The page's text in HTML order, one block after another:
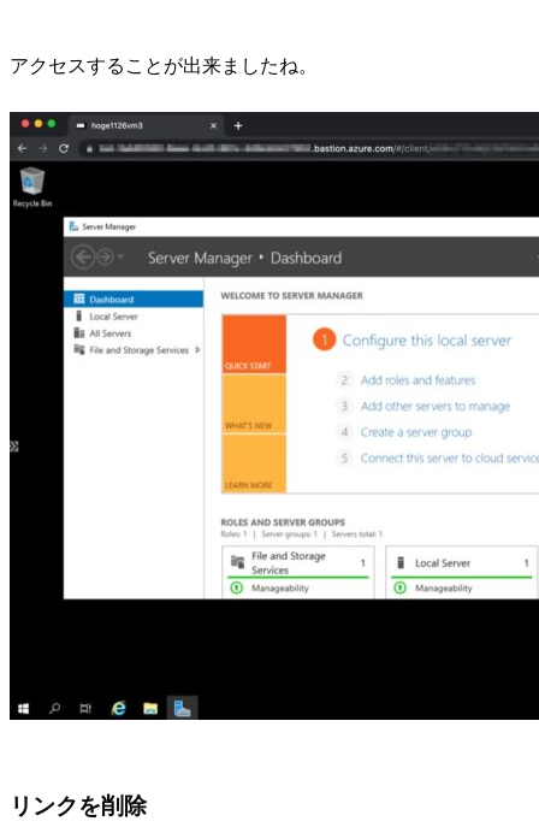
アクセスすることが出来ましたね。
リンクを削除